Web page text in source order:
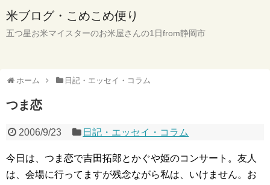
米ブログ・こめこめ便り
五つ星お米マイスターのお米屋さんの1日from静岡市
ホーム 日記・エッセイ・コラム
つま恋
2006/9/23 日記・エッセイ・コラム
今日は、つま恋で吉田拓郎とかぐや姫のコンサート。友人
は、会場に行ってますが残念ながら私は、いけません。お